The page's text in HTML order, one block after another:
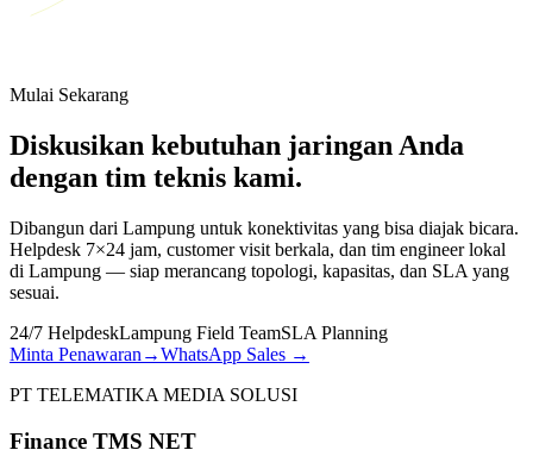
Mulai Sekarang
Diskusikan kebutuhan jaringan Anda
dengan tim teknis kami.
Dibangun dari Lampung untuk konektivitas yang bisa diajak bicara.
Helpdesk 7×24 jam, customer visit berkala, dan tim engineer lokal
di Lampung — siap merancang topologi, kapasitas, dan SLA yang
sesuai.
24/7 HelpdeskLampung Field TeamSLA Planning
Minta Penawaran →WhatsApp Sales →
PT TELEMATIKA MEDIA SOLUSI
Finance TMS NET